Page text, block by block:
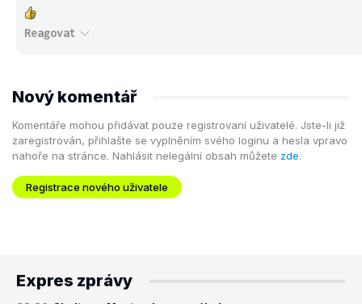
Reagovat
Nový komentář
Komentáře mohou přidávat pouze registrovaní uživatelé. Jste-li již
zaregistrován, přihlašte se vyplněním svého loginu a hesla vpravo
nahoře na stránce. Nahlásit nelegální obsah můžete zde.
Registrace nového uživatele
Expres zprávy